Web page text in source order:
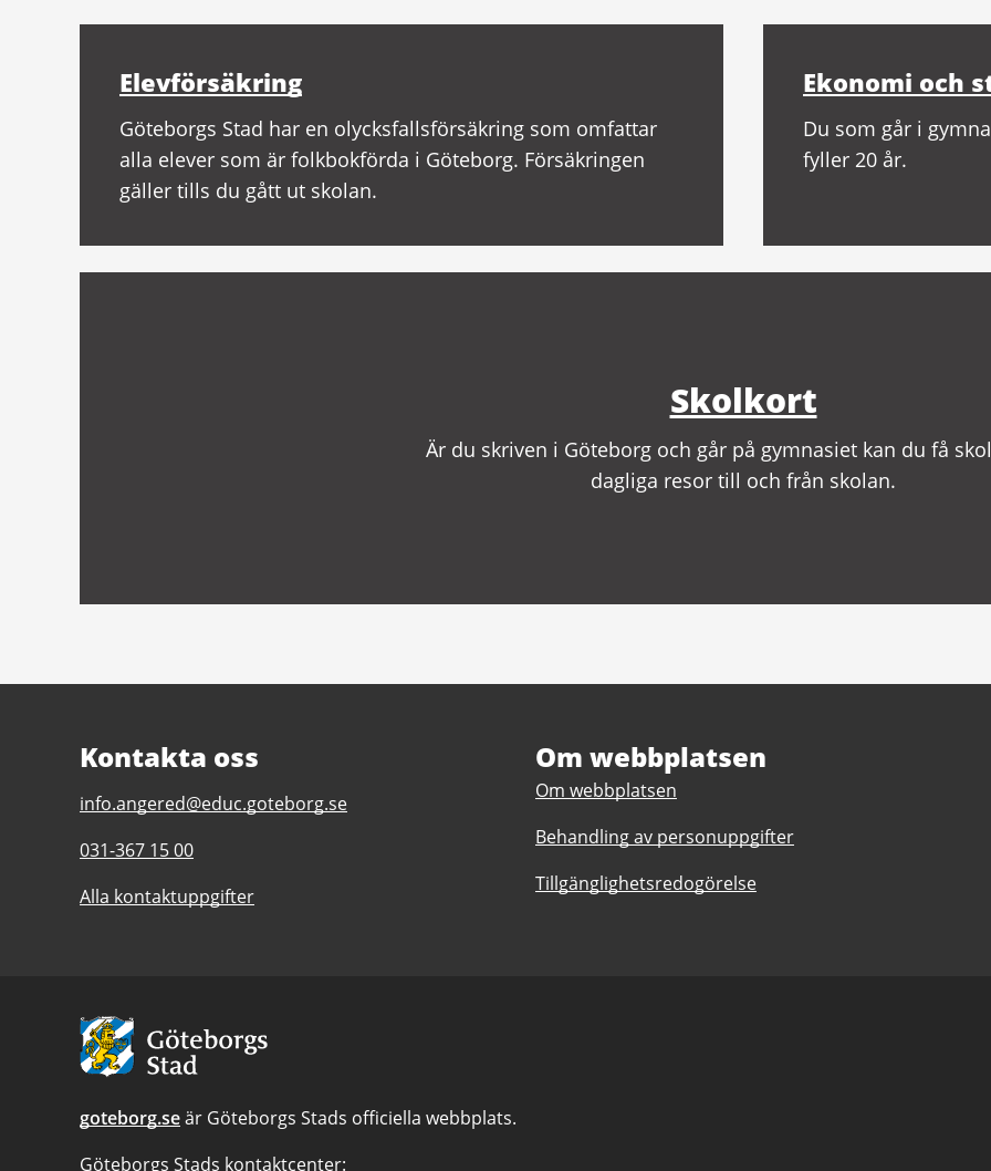
Elevförsäkring
Göteborgs Stad har en olycksfallsförsäkring som omfattar
alla elever som är folkbokförda i Göteborg. Försäkringen
gäller tills du gått ut skolan.
Ekonomi och
Du som går i
fyller 20 år.
Skolkort
Är du skriven i Göteborg och går på gymnasiet kan du få
dagliga resor till och från skolan.
Kontakta oss
E-
till
Angeredsgymnasiet
info.angered@educ.goteborg.se
Telefonnummer
Angeredsgymnasiet
031-367 15 00
Alla kontaktuppgifter
Om webbplatsen
Om webbplatsen
Behandling av personuppgifter
Tillgänglighetsredogörelse
Avsändare:
Göteborgs
Stad
goteborg.seär Göteborgs Stads officiella webbplats.
Göteborgs Stads kontaktcenter: